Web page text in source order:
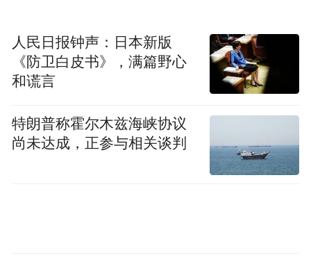
米、花生油、老酒等价值近600元的生活物
资，帮扶总额达3万元。
人民日报钟声：日本新版
《防卫白皮书》，满篇野心
和谎言
特朗普称霍尔木兹海峡协议
尚未达成，正参与相关谈判